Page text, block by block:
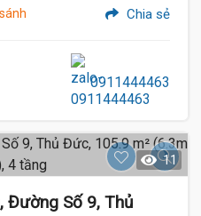
Chia sẻ
0911444463
11
Đường Số 9, Thủ